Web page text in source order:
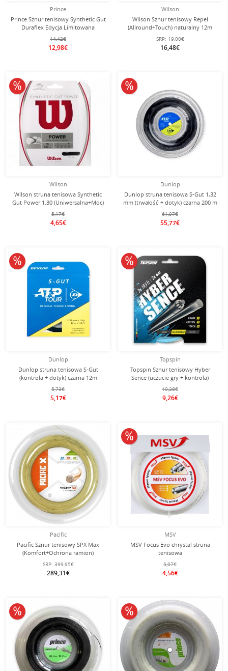
Prince
Prince Sznur tenisowy Synthetic Gut
Duraflex Edycja Limitowana
(Uniwersalny+Trwałość) kolorowy
12m Zestaw
14,42€
12,98€
Wilson
Wilson Sznur tenisowy Repel
(Allround+Touch) naturalny 12m
Zestaw
SRP: 19,00€
16,48€
Wilson
Wilson struna tenisowa Synthetic
Gut Power 1.30 (Uniwersalna+Moc)
czarna 12m zestaw
5,17€
4,65€
10% obniżone
Dunlop
Dunlop struna tenisowa S-Gut 1,32
mm (trwałość + dotyk) czarna 200 m
rolka
61,97€
55,77€
10% obniżone
Dunlop
Dunlop struna tenisowa S-Gut
(kontrola + dotyk) czarna 12m
zestaw
5,73€
5,17€
10% obniżone
Topspin
Topspin Sznur tenisowy Hyber
Sence (uczucie gry + kontrola)
niebieski/naturalny zestaw 2x12m
10,28€
9,26€
10% obniżone
Pacific
Pacific Sznur tenisowy SPX Max
(Komfort+Ochrona ramion)
naturalny 200m rolka
SRP: 399,95€
289,31€
MSV
MSV Focus Evo chrystal struna
tenisowa
5,07€
4,56€
10% obniżone
10% obniżone 10% obniżone